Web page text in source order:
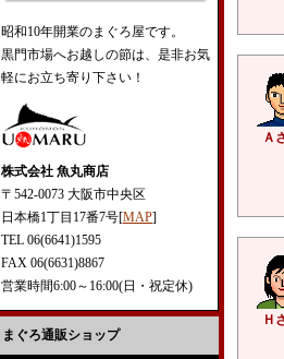
昭和10年開業のまぐろ屋です。
黒門市場へお越しの節は、是非お気
軽にお立ち寄り下さい！
株式会社 魚丸商店
〒542-0073 大阪市中央区
日本橋1丁目17番7号[MAP]
TEL 06(6641)1595
FAX 06(6631)8867
営業時間6:00～16:00(日・祝定休)
まぐろ通販ショップ
Ａ
Ｈ